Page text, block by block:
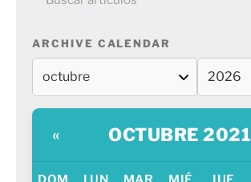
ARCHIVE CALENDAR
« OCTUBRE 2021